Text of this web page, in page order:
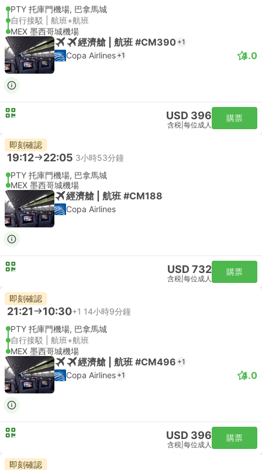
PTY 托庫門機場, 巴拿馬城
自行接駁 | 航班+航班
MEX 墨西哥城機場
經濟艙 | 航班 #CM390 +1
Copa Airlines +1 4.0
USD 396
含税 每位成人
購票
即刻確認
19:12 22:05 3小時53分鐘
PTY 托庫門機場, 巴拿馬城
MEX 墨西哥城機場
經濟艙 | 航班 #CM188
Copa Airlines
USD 732
含税 每位成人
購票
即刻確認
21:21 10:30+1 14小時9分鐘
PTY 托庫門機場, 巴拿馬城
自行接駁 | 航班+航班
MEX 墨西哥城機場
經濟艙 | 航班 #CM496 +1
Copa Airlines +1 4.0
USD 396
含税 每位成人
購票
即刻確認